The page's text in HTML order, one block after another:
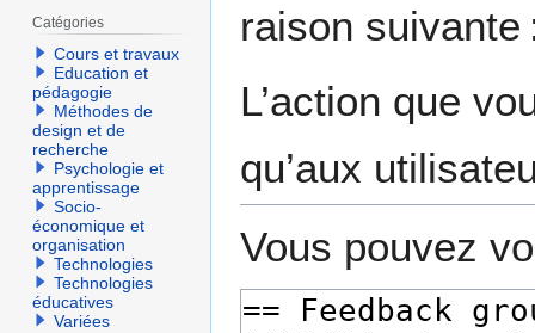
navigation
recherche
raison suivante
L’action que
qu’aux
Vous pouvez
Catégories
Cours et travaux
Education et
pédagogie
Méthodes de
design et de
recherche
Psychologie et
apprentissage
Socio-
économique et
organisation
Technologies
Technologies
éducatives
Variées